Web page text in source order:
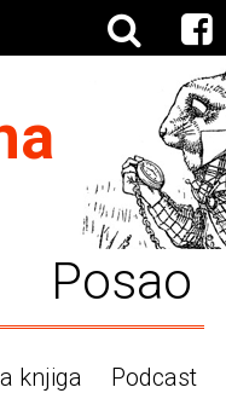
Posao
knjiga Podcast